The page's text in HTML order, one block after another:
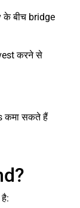
बीच bridge
करने से
कमा सकते हैं